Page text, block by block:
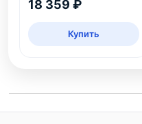
18 359 ₽
Купить